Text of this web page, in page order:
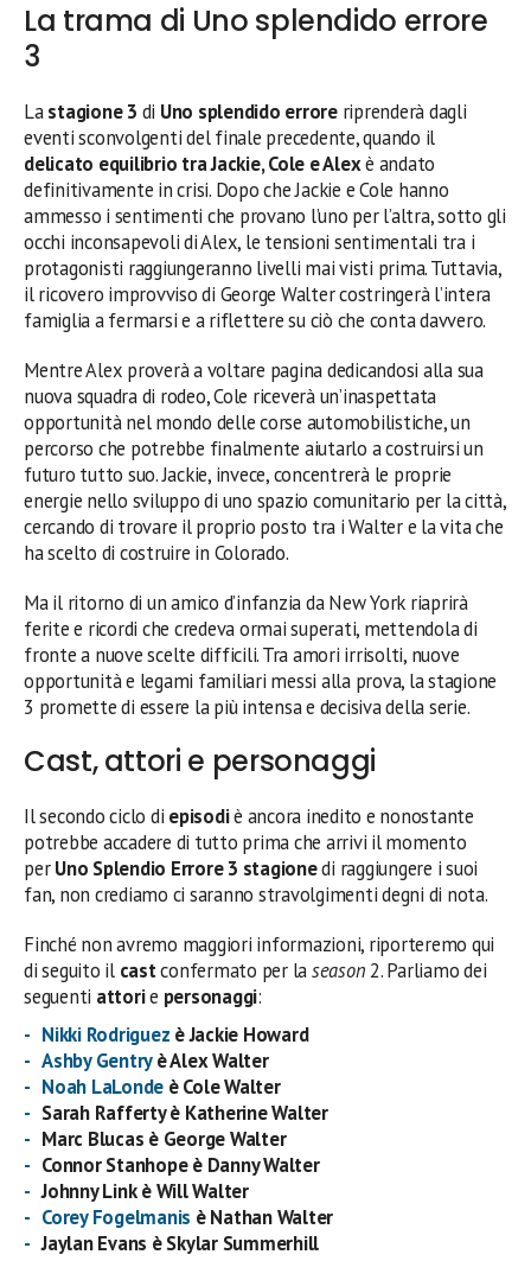
La trama di Uno splendido errore
3
Lastagione 3 di Uno splendido erroreriprenderà dagli
eventi sconvolgenti del finale precedente, quando il
delicato equilibrio tra Jackie, Cole e Alexè andato
definitivamente in crisi. Dopo che Jackie e Cole hanno
ammesso i sentimenti che provano l’uno per l’altra, sotto gli
occhi inconsapevoli di Alex, le tensioni sentimentali tra i
protagonisti raggiungeranno livelli mai visti prima. Tuttavia,
il ricovero improvviso di George Walter costringerà l’intera
famiglia a fermarsi e a riflettere su ciò che conta davvero.
Mentre Alex proverà a voltare pagina dedicandosi alla sua
nuova squadra di rodeo, Cole riceverà un’inaspettata
opportunità nel mondo delle corse automobilistiche, un
percorso che potrebbe finalmente aiutarlo a costruirsi un
futuro tutto suo. Jackie, invece, concentrerà le proprie
energie nello sviluppo di uno spazio comunitario per la città,
cercando di trovare il proprio posto tra i Walter e la vita che
ha scelto di costruire in Colorado.
Ma il ritorno di un amico d’infanzia da New York riaprirà
ferite e ricordi che credeva ormai superati, mettendola di
fronte a nuove scelte difficili. Tra amori irrisolti, nuove
opportunità e legami familiari messi alla prova, la stagione
3 promette di essere la più intensa e decisiva della serie.
Cast, attori e personaggi
Il secondo ciclo di episodiè ancora inedito e nonostante
potrebbe accadere di tutto prima che arrivi il momento
perUno Splendio Errore 3 stagionedi raggiungere i suoi
fan, non crediamo ci saranno stravolgimenti degni di nota.
Finché non avremo maggiori informazioni, riporteremo qui
di seguito il castconfermato per laseason2. Parliamo dei
seguenti attorie personaggi:
Nikki Rodriguez è Jackie Howard
Ashby Gentryè Alex Walter
Noah LaLonde è Cole Walter
Sarah Rafferty è Katherine Walter
Marc Blucas è George Walter
Connor Stanhope è Danny Walter
Johnny Link è Will Walter
Corey Fogelmanis è Nathan Walter
Jaylan Evans è Skylar Summerhill